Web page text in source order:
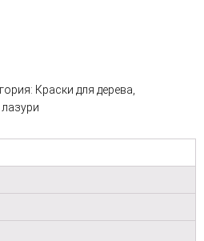
Краски для дерева,